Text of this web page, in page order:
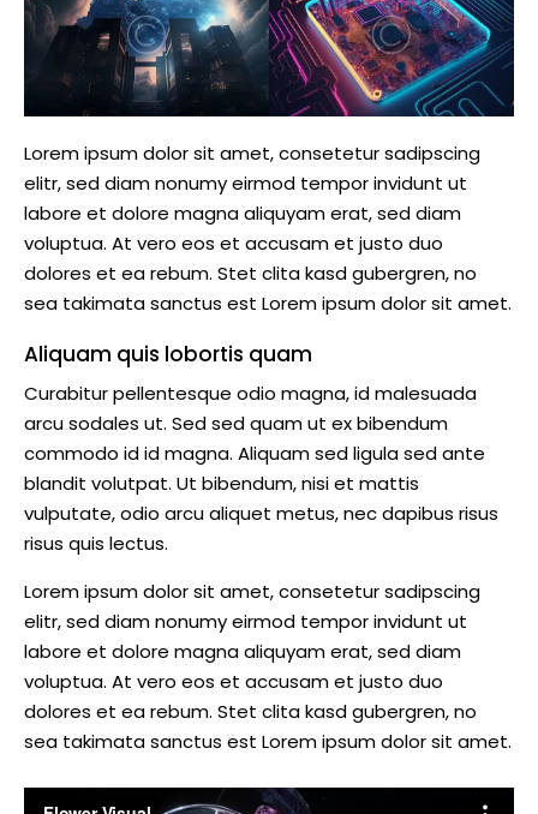
Lorem ipsum dolor sit amet, consetetur sadipscing
elitr, sed diam nonumy eirmod tempor invidunt ut
labore et dolore magna aliquyam erat, sed diam
voluptua. At vero eos et accusam et justo duo
dolores et ea rebum. Stet clita kasd gubergren, no
sea takimata sanctus est Lorem ipsum dolor sit amet.
Aliquam quis lobortis quam
Curabitur pellentesque odio magna, id malesuada
arcu sodales ut. Sed sed quam ut ex bibendum
commodo id id magna. Aliquam sed ligula sed ante
blandit volutpat. Ut bibendum, nisi et mattis
vulputate, odio arcu aliquet metus, nec dapibus risus
risus quis lectus.
Lorem ipsum dolor sit amet, consetetur sadipscing
elitr, sed diam nonumy eirmod tempor invidunt ut
labore et dolore magna aliquyam erat, sed diam
voluptua. At vero eos et accusam et justo duo
dolores et ea rebum. Stet clita kasd gubergren, no
sea takimata sanctus est Lorem ipsum dolor sit amet.